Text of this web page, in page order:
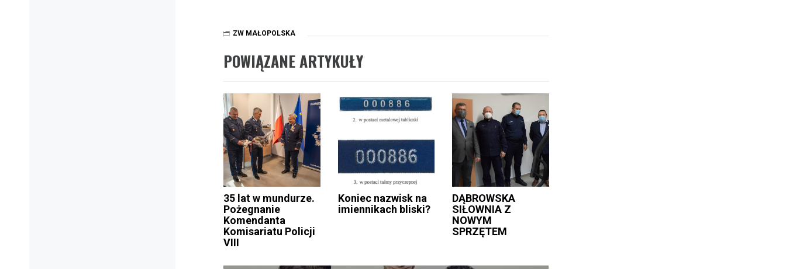
ZW MAŁOPOLSKA
POWIĄZANE ARTYKUŁY
35 lat w mundurze.
Pożegnanie
Komendanta
Komisariatu Policji
VIII
Koniec nazwisk na
imiennikach bliski?
DĄBROWSKA
SIŁOWNIA Z
NOWYM
SPRZĘTEM